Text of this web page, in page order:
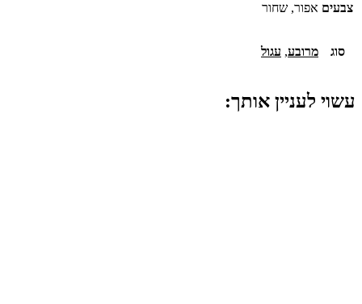
צבעים אפור, שחור
סוג מרובע, עגול
עשוי לעניין אותך: